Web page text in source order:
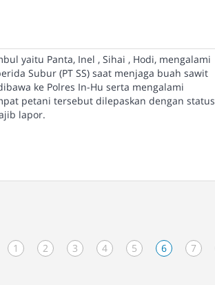
yaitu Panta, Inel , Sihai , Hodi, mengalami
Subur (PT SS) saat menjaga buah sawit
ke Polres In-Hu serta mengalami
petani tersebut dilepaskan dengan status
lapor.
1 2 3 4 5 6 7